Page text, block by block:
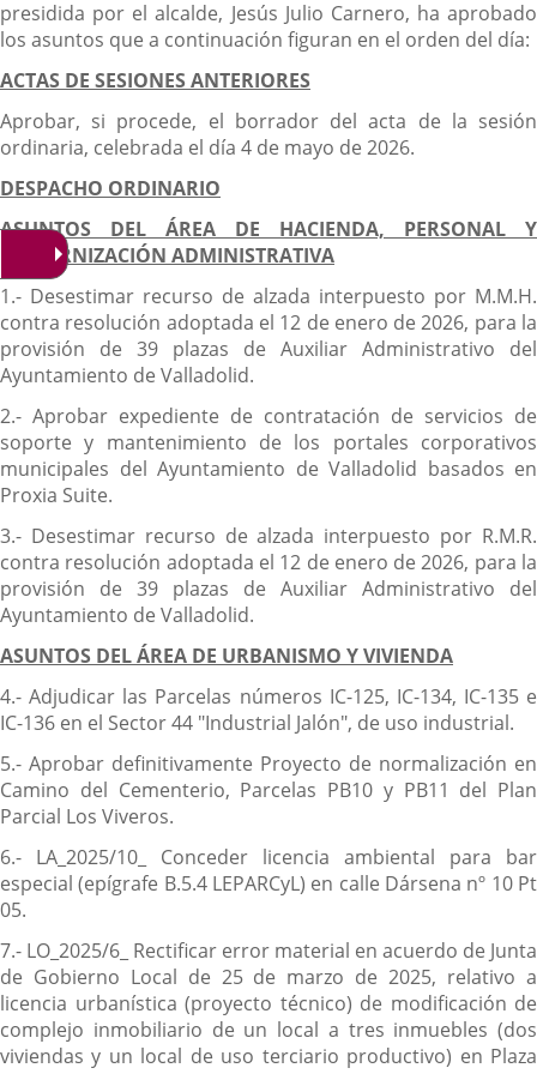
presidida por el alcalde, Jesús Julio Carnero, ha aprobado
los asuntos que a continuación figuran en el orden del día:
ACTAS DE SESIONES ANTERIORES
Aprobar, si procede, el borrador del acta de la sesión
ordinaria, celebrada el día 4 de mayo de 2026.
DESPACHO ORDINARIO
ASUNTOS DEL ÁREA DE HACIENDA, PERSONAL Y
MODERNIZACIÓN ADMINISTRATIVA
1.- Desestimar recurso de alzada interpuesto por M.M.H.
contra resolución adoptada el 12 de enero de 2026, para la
provisión de 39 plazas de Auxiliar Administrativo del
Ayuntamiento de Valladolid.
2.- Aprobar expediente de contratación de servicios de
soporte y mantenimiento de los portales corporativos
municipales del Ayuntamiento de Valladolid basados en
Proxia Suite.
3.- Desestimar recurso de alzada interpuesto por R.M.R.
contra resolución adoptada el 12 de enero de 2026, para la
provisión de 39 plazas de Auxiliar Administrativo del
Ayuntamiento de Valladolid.
ASUNTOS DEL ÁREA DE URBANISMO Y VIVIENDA
4.- Adjudicar las Parcelas números IC-125, IC-134, IC-135 e
IC-136 en el Sector 44 "Industrial Jalón", de uso industrial.
5.- Aprobar definitivamente Proyecto de normalización en
Camino del Cementerio, Parcelas PB10 y PB11 del Plan
Parcial Los Viveros.
6.- LA_2025/10_ Conceder licencia ambiental para bar
especial (epígrafe B.5.4 LEPARCyL) en calle Dársena nº 10 Pt
05.
7.- LO_2025/6_ Rectificar error material en acuerdo de Junta
de Gobierno Local de 25 de marzo de 2025, relativo a
licencia urbanística (proyecto técnico) de modificación de
complejo inmobiliario de un local a tres inmuebles (dos
viviendas y un local de uso terciario productivo) en Plaza